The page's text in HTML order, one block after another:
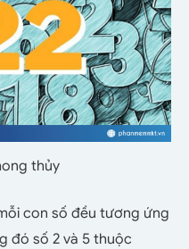
thủy
con số đều tương ứng
đó số 2 và 5 thuộc